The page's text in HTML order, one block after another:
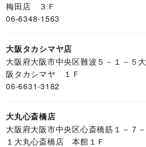
梅田店 ３Ｆ
06-6348-1563
大阪タカシマヤ店
大阪府大阪市中央区難波５－１－５大
阪タカシマヤ １Ｆ
06-6631-3182
大丸心斎橋店
大阪府大阪市中央区心斎橋筋１－７－
１大丸心斎橋店 本館１Ｆ